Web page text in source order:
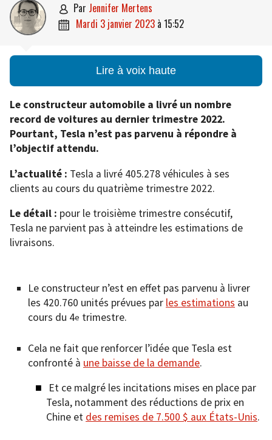
 par Jennifer Mertens
 mardi 3 janvier 2023 à 15:52
Lire à voix haute
Le constructeur automobile a livré un nombre
record de voitures au dernier trimestre 2022.
Pourtant, Tesla n’est pas parvenu à répondre à
l’objectif attendu.
L’actualité : Tesla a livré 405.278 véhicules à ses
clients au cours du quatrième trimestre 2022.
Le détail : pour le troisième trimestre consécutif,
Tesla ne parvient pas à atteindre les estimations de
livraisons.
Le constructeur n’est en effet pas parvenu à livrer
les 420.760 unités prévues par les estimations au
cours du 4e trimestre.
Cela ne fait que renforcer l’idée que Tesla est
confronté à une baisse de la demande.
Et ce malgré les incitations mises en place par
Tesla, notamment des réductions de prix en
Chine et des remises de 7.500 $ aux États-Unis.